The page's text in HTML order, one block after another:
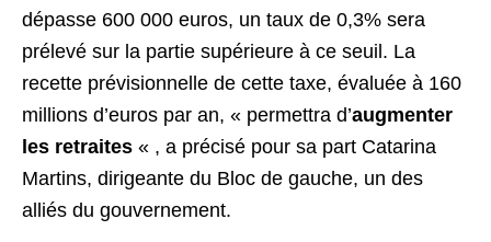
dépasse 600 000 euros, un taux de 0,3% sera
prélevé sur la partie supérieure à ce seuil. La
recette prévisionnelle de cette taxe, évaluée à 160
millions d’euros par an, « permettra d’augmenter
les retraites « , a précisé pour sa part Catarina
Martins, dirigeante du Bloc de gauche, un des
alliés du gouvernement.